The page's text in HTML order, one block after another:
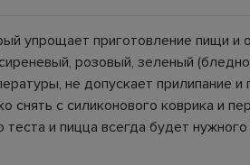
упрощает приготовление пищи и
розовый, зеленый
не допускает прилипание
снять с силиконового коврика и
и пицца всегда будет